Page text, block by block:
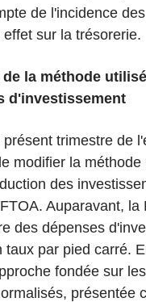
de l'incidence
sur la trésorerie.
la méthode
d'investissement
trimestre de
modifier la méthode
des
Auparavant, la
des dépenses
taux par pied carré.
fondée sur
présentée